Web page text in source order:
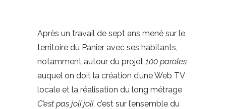
Après un travail de sept ans mené sur le
territoire du Panier avec ses habitants,
notamment autour du projet 100 paroles
auquel on doit la création d’une Web TV
locale et la réalisation du long métrage
C’est pas joli joli, c’est sur l’ensemble du